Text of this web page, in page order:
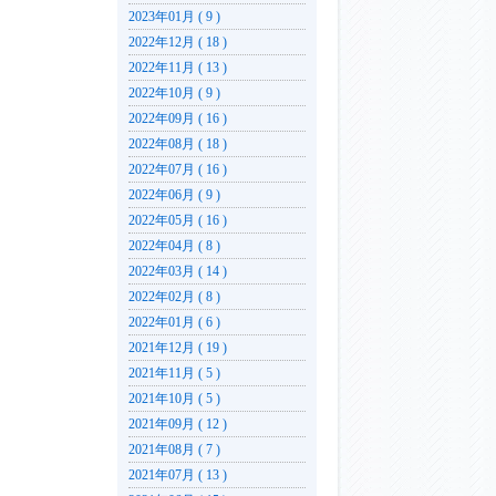
2023年01月 ( 9 )
2022年12月 ( 18 )
2022年11月 ( 13 )
2022年10月 ( 9 )
2022年09月 ( 16 )
2022年08月 ( 18 )
2022年07月 ( 16 )
2022年06月 ( 9 )
2022年05月 ( 16 )
2022年04月 ( 8 )
2022年03月 ( 14 )
2022年02月 ( 8 )
2022年01月 ( 6 )
2021年12月 ( 19 )
2021年11月 ( 5 )
2021年10月 ( 5 )
2021年09月 ( 12 )
2021年08月 ( 7 )
2021年07月 ( 13 )